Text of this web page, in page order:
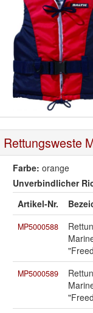
Rettungsweste
Farbe: orange
Unverbindlicher
Artikel-Nr.
MP5000588
MP5000589